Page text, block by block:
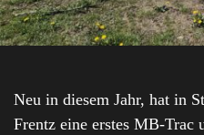
Neu in diesem Jahr, hat in
Frentz eine erstes MB-Trac